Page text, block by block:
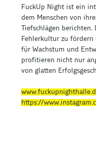
FuckUp Night ist ein
dem Menschen von
Tiefschlägen berichten.
Fehlerkultur zu fördern
für Wachstum und
profitieren nicht nur
von glatten
https://